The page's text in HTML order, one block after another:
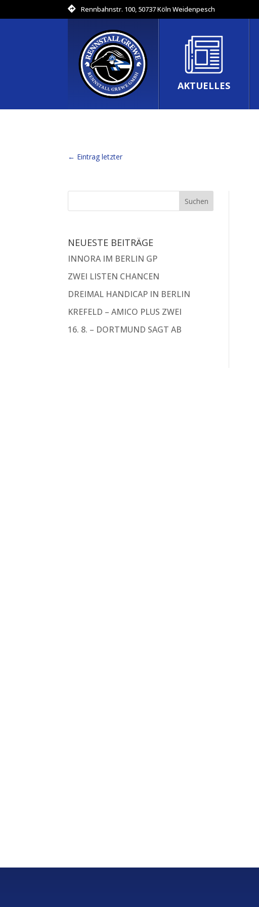
Rennbahnstr. 100, 50737 Köln Weidenpesch
AKTUELLES
← Eintrag letzter
NEUESTE BEITRÄGE
INNORA IM BERLIN GP
ZWEI LISTEN CHANCEN
DREIMAL HANDICAP IN BERLIN
KREFELD – AMICO PLUS ZWEI
16. 8. – DORTMUND SAGT AB